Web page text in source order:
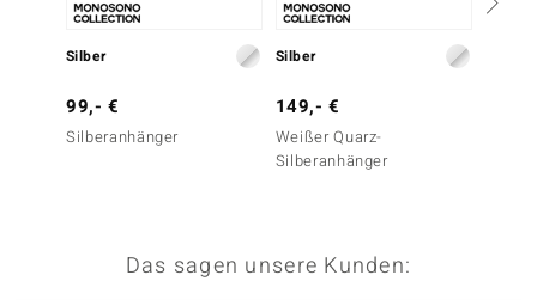
Silber
99,- €
Silberanhänger
Silber
149,- €
Weißer Quarz-
Silberanhänger
Das sagen unsere Kunden: